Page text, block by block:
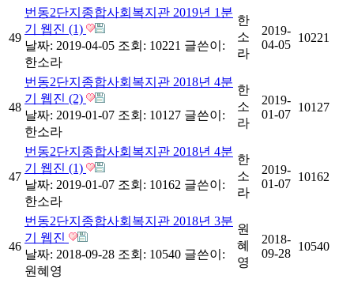
49
번동2단지종합사회복지관 2019년 1분
기 웹진 (1)
날짜: 2019-04-05 조회: 10221 글쓴이:
한소라
한
소
라
2019-
04-05
10221
48
번동2단지종합사회복지관 2018년 4분
기 웹진 (2)
날짜: 2019-01-07 조회: 10127 글쓴이:
한소라
한
소
라
2019-
01-07
10127
47
번동2단지종합사회복지관 2018년 4분
기 웹진 (1)
날짜: 2019-01-07 조회: 10162 글쓴이:
한소라
한
소
라
2019-
01-07
10162
46
번동2단지종합사회복지관 2018년 3분
기 웹진
날짜: 2018-09-28 조회: 10540 글쓴이:
원혜영
원
혜
영
2018-
09-28
10540